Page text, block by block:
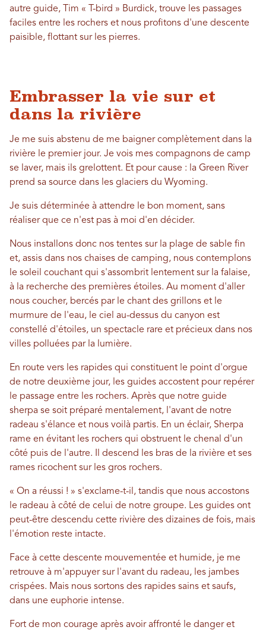
autre guide, Tim « T-bird » Burdick, trouve les passages
faciles entre les rochers et nous profitons d'une descente
paisible, flottant sur les pierres.
Embrasser la vie sur et
dans la rivière
Je me suis abstenu de me baigner complètement dans la
rivière le premier jour. Je vois mes compagnons de camp
se laver, mais ils grelottent. Et pour cause : la Green River
prend sa source dans les glaciers du Wyoming.
Je suis déterminée à attendre le bon moment, sans
réaliser que ce n'est pas à moi d'en décider.
Nous installons donc nos tentes sur la plage de sable fin
et, assis dans nos chaises de camping, nous contemplons
le soleil couchant qui s'assombrit lentement sur la falaise,
à la recherche des premières étoiles. Au moment d'aller
nous coucher, bercés par le chant des grillons et le
murmure de l'eau, le ciel au-dessus du canyon est
constellé d'étoiles, un spectacle rare et précieux dans nos
villes polluées par la lumière.
En route vers les rapides qui constituent le point d'orgue
de notre deuxième jour, les guides accostent pour repérer
le passage entre les rochers. Après que notre guide
sherpa se soit préparé mentalement, l'avant de notre
radeau s'élance et nous voilà partis. En un éclair, Sherpa
rame en évitant les rochers qui obstruent le chenal d'un
côté puis de l'autre. Il descend les bras de la rivière et ses
rames ricochent sur les gros rochers.
« On a réussi ! » s'exclame-t-il, tandis que nous accostons
le radeau à côté de celui de notre groupe. Les guides ont
peut-être descendu cette rivière des dizaines de fois, mais
l'émotion reste intacte.
Face à cette descente mouvementée et humide, je me
retrouve à m'appuyer sur l'avant du radeau, les jambes
crispées. Mais nous sortons des rapides sains et saufs,
dans une euphorie intense.
Fort de mon courage après avoir affronté le danger et